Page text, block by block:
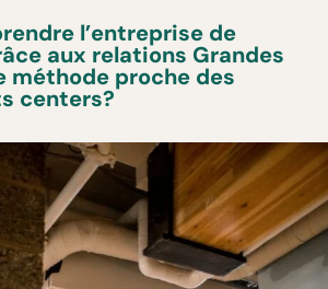
l’entreprise de
aux relations Grandes
méthode proche des
centers?